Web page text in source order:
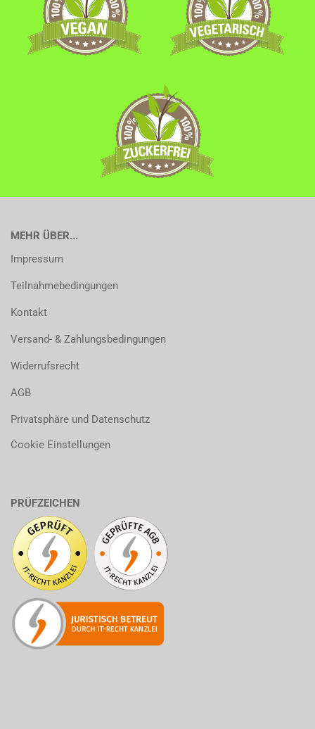
MEHR ÜBER...
Impressum
Teilnahmebedingungen
Kontakt
Versand- & Zahlungsbedingungen
Widerrufsrecht
AGB
Privatsphäre und Datenschutz
Cookie Einstellungen
PRÜFZEICHEN